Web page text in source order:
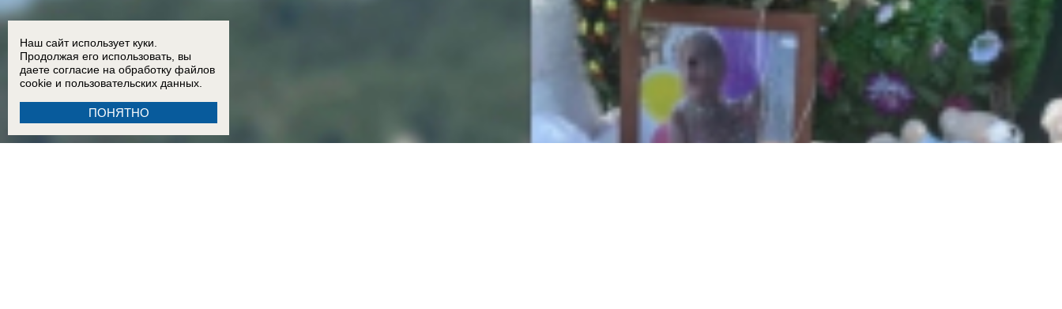
Наш сайт использует куки.
Продолжая его использовать, вы
даете согласие на обработку файлов
cookie и пользовательских данных.
ПОНЯТНО